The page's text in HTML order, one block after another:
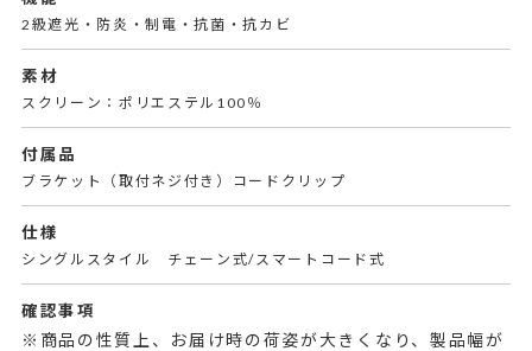
2級遮光・防炎・制電・抗菌・抗カビ
素材
スクリーン：ポリエステル100％
付属品
ブラケット（取付ネジ付き）コードクリップ
仕様
シングルスタイル チェーン式/スマートコード式
確認事項
※商品の性質上、お届け時の荷姿が大きくなり、製品幅が